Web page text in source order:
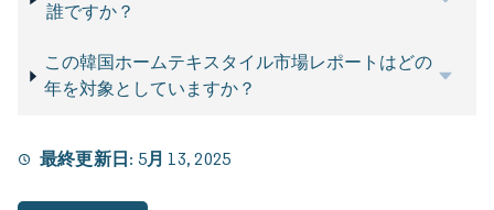
誰ですか？
この韓国ホームテキスタイル市場レポートはどの
年を対象としていますか？
最終更新日: 5月 13, 2025